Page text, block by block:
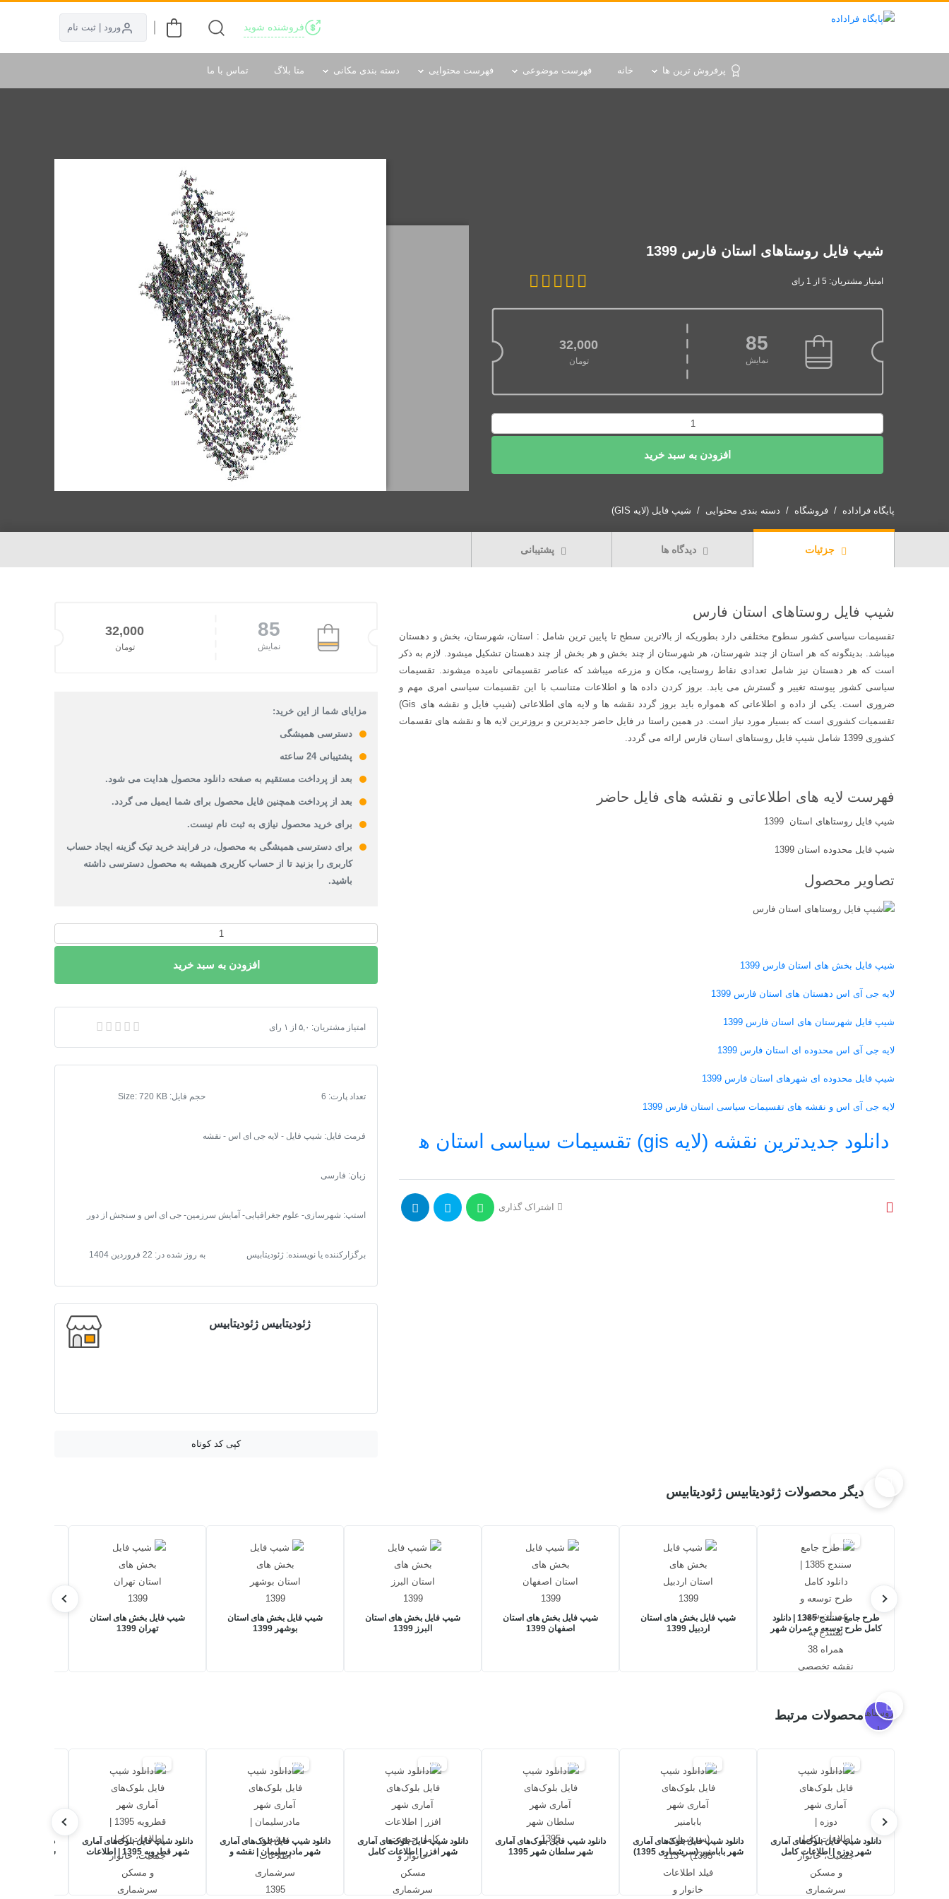
فروشنده شوید ورود | ثبت نام
پرفروش ترین ها خانه فهرست موضوعی فهرست محتوایی دسته بندی مکانی متا بلاگ تماس با ما
شیپ فایل روستاهای استان فارس 1399
امتیاز مشتریان: 5 از 1 رای
85
نمایش
32,000
تومان
فایل
استان
1399
افزودن به سبد خرید
پایگاه فراداده فروشگاه دسته بندی محتوایی شیپ فایل (لایه GIS)
جزئیات دیدگاه ها پشتیبانی
شیپ فایل روستاهای استان فارس
تقسیمات سیاسی کشور سطوح مختلفی دارد بطوریکه از بالاترین سطح تا پایین ترین شامل : استان، شهرستان، بخش و دهستان
میباشد. بدینگونه که هر استان از چند شهرستان، هر شهرستان از چند بخش و هر بخش از چند دهستان تشکیل میشود. لازم به ذکر
است که هر دهستان نیز شامل تعدادی نقاط روستایی، مکان و مزرعه میباشد که عناصر تقسیماتی نامیده میشوند. تقسیمات
سیاسی کشور پیوسته تغییر و گسترش می یابد. بروز کردن داده ها و اطلاعات متناسب با این تقسیمات سیاسی امری مهم و
ضروری است. یکی از داده و اطلاعاتی که همواره باید بروز گردد نقشه ها و لایه های اطلاعاتی (شیپ فایل و نقشه های Gis)
تقسمیات کشوری است که بسیار مورد نیاز است. در همین راستا در فایل حاضر جدیدترین و بروزترین لایه ها و نقشه های تقسمات
کشوری 1399 شامل شیپ فایل روستاهای استان فارس ارائه می گردد.
فهرست لایه های اطلاعاتی و نقشه های فایل حاضر
شیپ فایل روستاهای استان 1399
شیپ فایل محدوده استان 1399
تصاویر محصول
شیپ فایل بخش های استان فارس 1399
لایه جی آی اس دهستان های استان فارس 1399
شیپ فایل شهرستان های استان فارس 1399
لایه جی آی اس محدوده ای استان فارس 1399
شیپ فایل محدوده ای شهرهای استان فارس 1399
لایه جی آی اس و نقشه های تقسیمات سیاسی استان فارس 1399
دانلود جدیدترین نقشه (لایه gis) تقسیمات سیاسی استان های ایران 1400
اشتراک گذاری
85
نمایش
32,000
تومان
مزایای شما از این خرید:
دسترسی همیشگی
پشتیبانی 24 ساعته
بعد از پرداخت مستقیم به صفحه دانلود محصول هدایت می شود.
بعد از پرداخت همچنین فایل محصول برای شما ایمیل می گردد.
برای خرید محصول نیازی به ثبت نام نیست.
برای دسترسی همیشگی به محصول، در فرایند خرید تیک گزینه ایجاد حساب
کاربری را بزنید تا از حساب کاریری همیشه به محصول دسترسی داشته
باشید.
فایل
استان
عدد
افزودن به سبد خرید
شیپ فایل روستاهای استان فارس 1399
امتیاز مشتریان: ۵,۰ از ۱ رای
تعداد پارت: 6 حجم فایل: Size: 720 KB
فرمت فایل: شیپ فایل - لایه جی ای اس - نقشه
زبان: فارسی
استپ: شهرسازی- علوم جغرافیایی- آمایش سرزمین- جی ای اس و سنجش از دور
برگزارکننده یا نویسنده: ژئودیتابیس به روز شده در: 22 فروردین 1404
ژئودیتابیس ژئودیتابیس
کپی کد کوتاه
دیگر محصولات ژئودیتابیس ژئودیتابیس
20%
طرح جامع سنندج 1385 | دانلود
کامل طرح توسعه و عمران شهر
تخصصی
شیپ فایل بخش های استان
اردبیل 1399
شیپ فایل بخش های استان
اصفهان 1399
شیپ فایل بخش های استان
البرز 1399
شیپ فایل بخش های استان
بوشهر 1399
شیپ فایل بخش های استان
تهران 1399
محصولات مرتبط
17%
دانلود شیپ فایل بلوک‌های آماری
شهر دوزه | اطلاعات کامل
جمعیت، خانوار و مسکن
سرشماری 1395
17%
دانلود شیپ فایل بلوک‌های آماری
شهر بابامنیر (سرشماری 1395)
+ 113 فیلد اطلاعات خانوار و
مسکن
17%
دانلود شیپ فایل بلوک‌های آماری
شهر سلطان شهر 1395
17%
دانلود شیپ فایل بلوک‌های آماری
شهر افزر | اطلاعات کامل
جمعیت، خانوار و مسکن
سرشماری 1395
17%
دانلود شیپ فایل بلوک‌های آماری
شهر مادرسلیمان | نقشه و
اطلاعات سرشماری 1395
17%
دانلود شیپ فایل بلوک‌های آماری
شهر قطرویه 1395 | اطلاعات
کامل جمعیت، خانوار و مسکن
سرشماری
دانلود شیپ